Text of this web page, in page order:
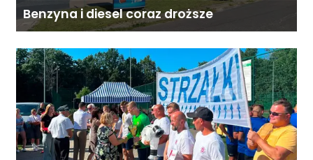
Benzyna i diesel coraz droższe